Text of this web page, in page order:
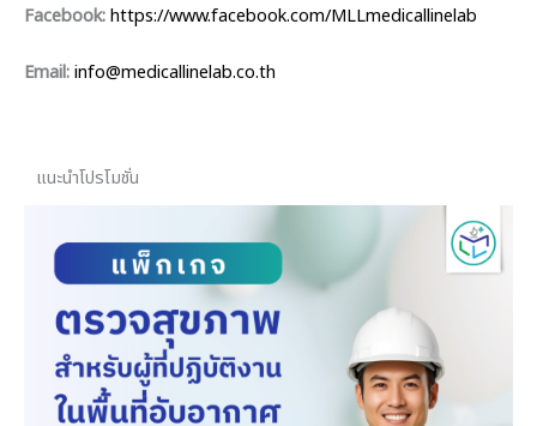
Facebook:https://www.facebook.com/MLLmedicallinelab
Email:info@medicallinelab.co.th
แนะนำโปรโมชั่น